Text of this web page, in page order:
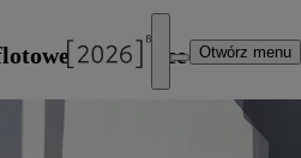
Otwórz menu
w Polsce